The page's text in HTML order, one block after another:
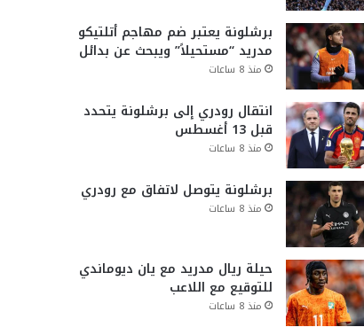
برشلونة يعتبر ضم مهاجم أتلتيكو
مدريد “مستحيلاً” ويبحث عن بدائل
منذ 8 ساعات
انتقال رودري إلى برشلونة يتحدد
قبل 13 أغسطس
منذ 8 ساعات
برشلونة يتوصل لاتفاق مع رودري
منذ 8 ساعات
حيلة ريال مدريد مع يان ديوماندي
للتوقيع مع اللاعب
منذ 8 ساعات